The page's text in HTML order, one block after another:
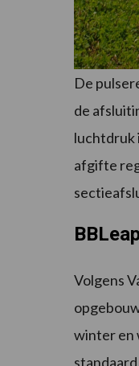
De
de
luchtdruk
afgifte
Volgens
winter en